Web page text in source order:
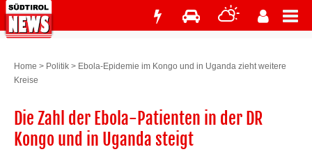
Home > Politik > Ebola-Epidemie im Kongo und in Uganda zieht weitere
Kreise
Die Zahl der Ebola-Patienten in der DR
Kongo und in Uganda steigt